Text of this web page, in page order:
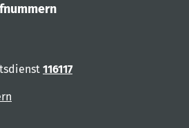
116117